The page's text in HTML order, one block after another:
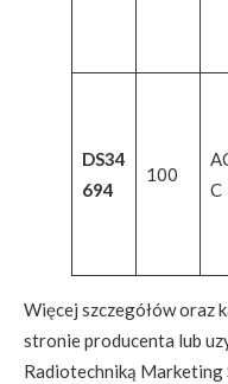
DS34
694
100
C
Więcej szczegółów oraz
stronie producenta lub
Radiotechniką Marketing